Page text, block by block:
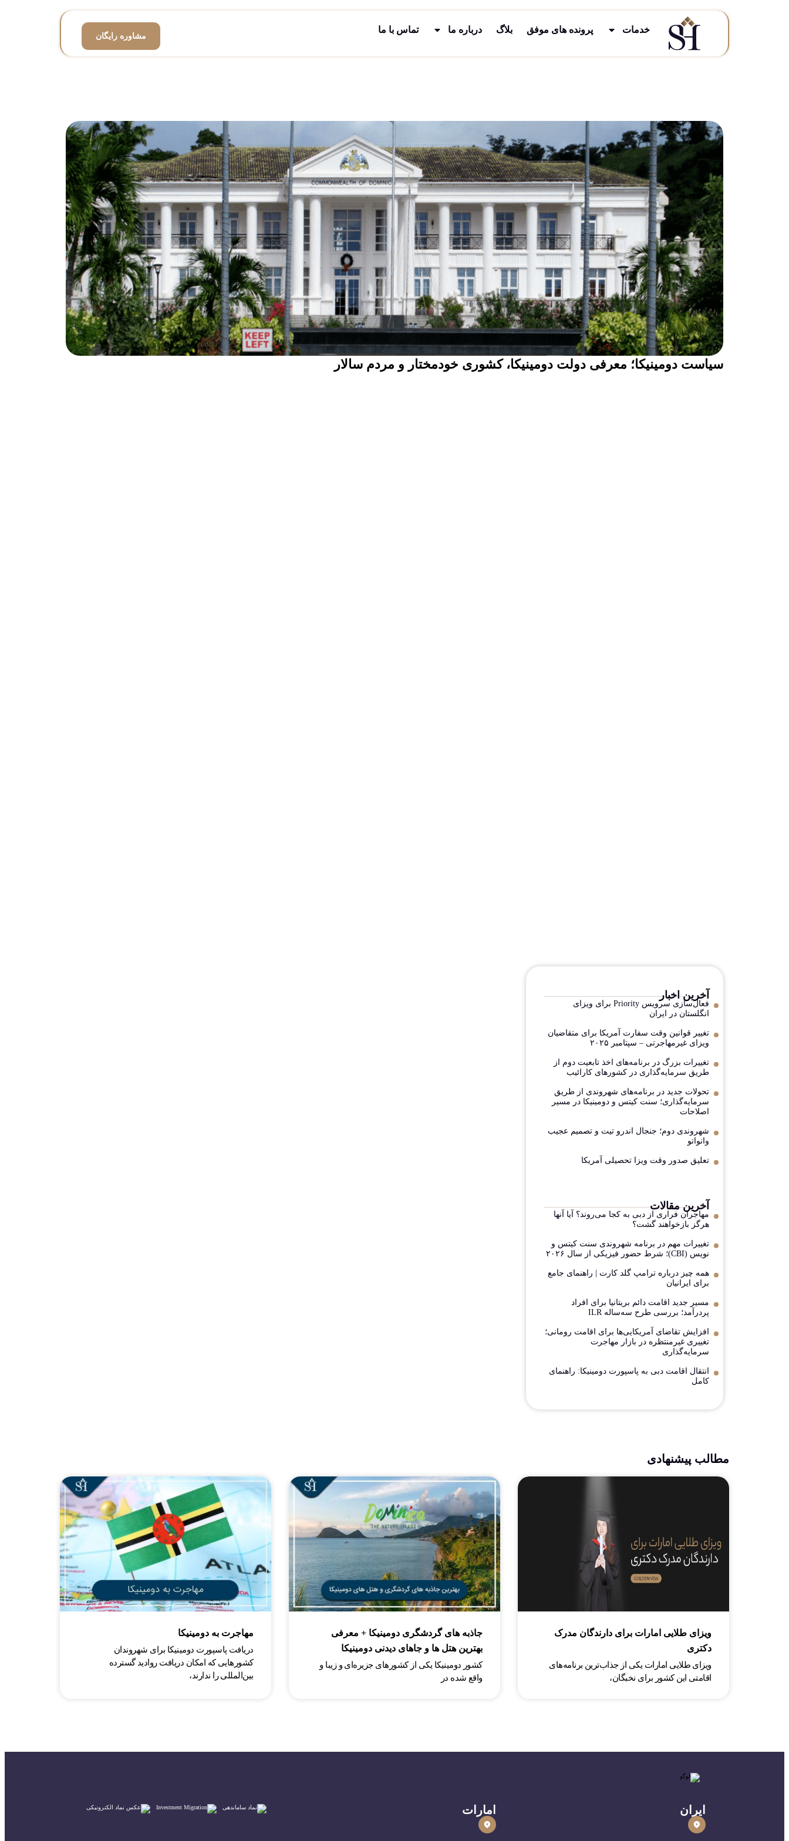
خدمات پرونده های موفق بلاگ درباره ما تماس با ما
مشاوره رایگان
سیاست دومینیکا؛ معرفی دولت دومینیکا، کشوری خودمختار و مردم سالار
آخرین اخبار
فعال‌سازی سرویس Priority برای ویزای
انگلستان در ایران
تغییر قوانین وقت سفارت آمریکا برای متقاضیان
ویزای غیرمهاجرتی – سپتامبر ۲۰۲۵
تغییرات بزرگ در برنامه‌های اخذ تابعیت دوم از
طریق سرمایه‌گذاری در کشورهای کارائیب
تحولات جدید در برنامه‌های شهروندی از طریق
سرمایه‌گذاری؛ سنت کیتس و دومینیکا در مسیر
اصلاحات
شهروندی دوم؛ جنجال اندرو تیت و تصمیم عجیب
وانواتو
تعلیق صدور وقت ویزا تحصیلی آمریکا
آخرین مقالات
مهاجران فراری از دبی به کجا می‌روند؟ آیا آنها
هرگز بازخواهند گشت؟
تغییرات مهم در برنامه شهروندی سنت کیتس و
نویس (CBI)؛ شرط حضور فیزیکی از سال ۲۰۲۶
همه چیز درباره ترامپ گلد کارت | راهنمای جامع
برای ایرانیان
مسیر جدید اقامت دائم بریتانیا برای افراد
پردرآمد؛ بررسی طرح سه‌ساله ILR
افزایش تقاضای آمریکایی‌ها برای اقامت رومانی؛
تغییری غیرمنتظره در بازار مهاجرت
سرمایه‌گذاری
انتقال اقامت دبی به پاسپورت دومینیکا: راهنمای
کامل
مطالب پیشنهادی
ویزای طلایی امارات برای دارندگان مدرک
دکتری
ویزای طلایی امارات یکی از جذاب‌ترین برنامه‌های
اقامتی این کشور برای نخبگان،
جاذبه های گردشگری دومینیکا + معرفی
بهترین هتل ها و جاهای دیدنی دومینیکا
کشور دومینیکا یکی از کشورهای جزیره‌ای و زیبا و
واقع شده در
مهاجرت به دومینیکا
دریافت پاسپورت دومینیکا برای شهروندان
کشورهایی که امکان دریافت روادید گسترده
بین‌المللی را ندارند،
ایران امارات